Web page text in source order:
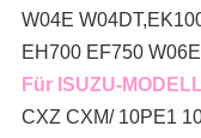
W04E W04DT,
EH700 EF750
Für ISUZU-
CXZ CXM/ 10PE1